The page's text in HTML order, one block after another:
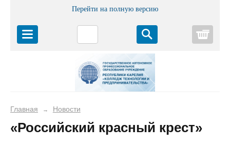
Перейти на полную версию
Главная → Новости
«Российский красный крест»